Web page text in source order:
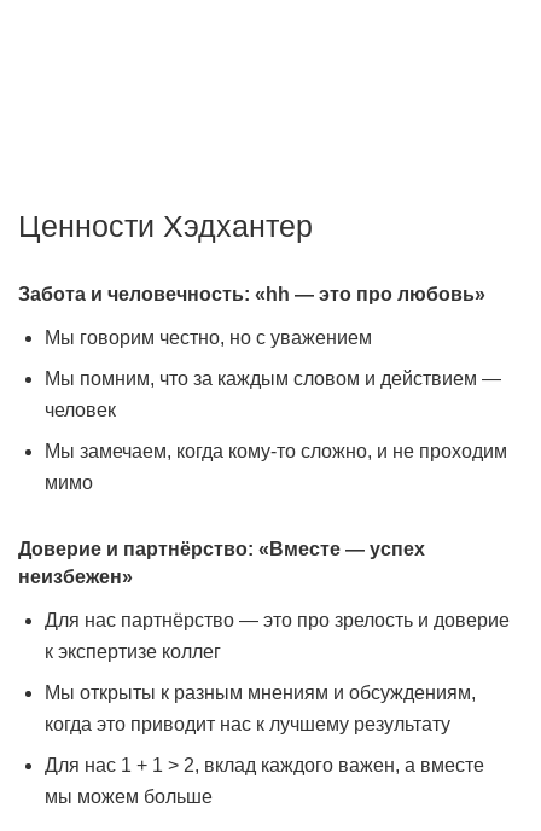
Ценности Хэдхантер
Забота и человечность: «hh — это про любовь»
Мы говорим честно, но с уважением
Мы помним, что за каждым словом и действием —
человек
Мы замечаем, когда кому-то сложно, и не проходим
мимо
Доверие и партнёрство: «Вместе — успех
неизбежен»
Для нас партнёрство — это про зрелость и доверие
к экспертизе коллег
Мы открыты к разным мнениям и обсуждениям,
когда это приводит нас к лучшему результату
Для нас 1 + 1 > 2, вклад каждого важен, а вместе
мы можем больше